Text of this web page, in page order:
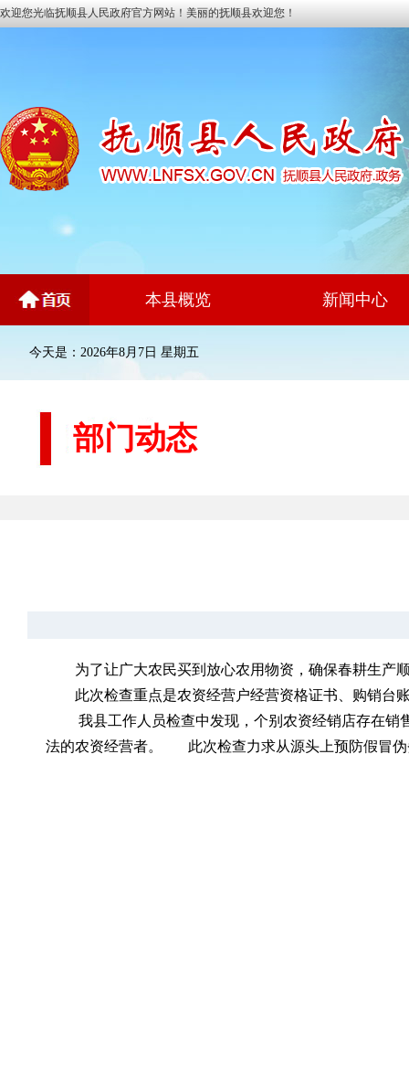
欢迎您光临抚顺县人民政府官方网站！美丽的抚顺县欢迎您！
本县概览 新闻中心
今天是：2026年8月7日 星期五
部门动态
为了让广大农民买到放心农用物资，确保春耕生产
此次检查重点是农资经营户经营资格证书、购销台
我县工作人员检查中发现，个别农资经销店存在
法的农资经营者。 此次检查力求从源头上预防假冒伪